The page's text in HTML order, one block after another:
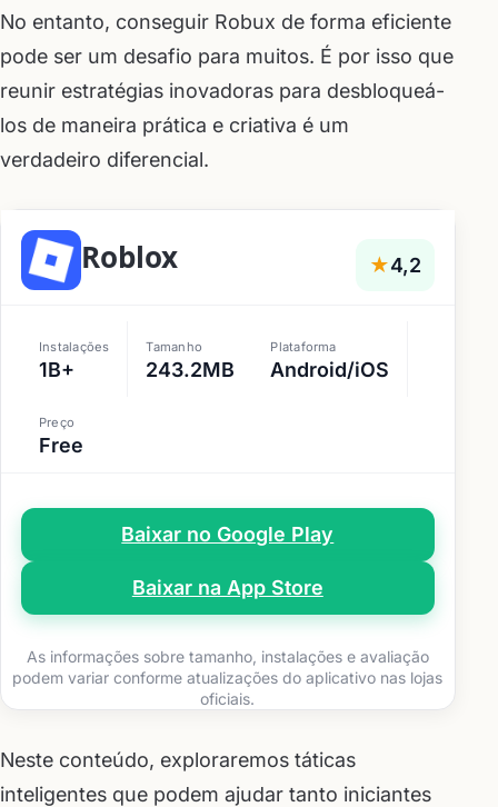
No entanto, conseguir Robux de forma eficiente
pode ser um desafio para muitos. É por isso que
reunir estratégias inovadoras para desbloqueá-
los de maneira prática e criativa é um
verdadeiro diferencial.
Roblox ★4,2
Instalações
1B+
Tamanho
243.2MB
Plataforma
Android/iOS
Preço
Free
Baixar no Google Play
Baixar na App Store
As informações sobre tamanho, instalações e avaliação
podem variar conforme atualizações do aplicativo nas lojas
oficiais.
Neste conteúdo, exploraremos táticas
inteligentes que podem ajudar tanto iniciantes